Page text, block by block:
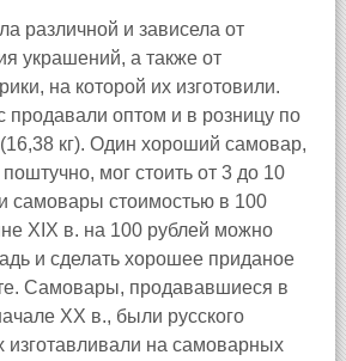
различной и зависела от
украшений, а также от
на которой их изготовили.
оптом и в розницу по
кг). Один хороший самовар,
мог стоить от 3 до 10
самовары стоимостью в 100
XIX в. на 100 рублей можно
и сделать хорошее приданое
Самовары, продававшиеся в
XX в., были русского
изготавливали на самоварных